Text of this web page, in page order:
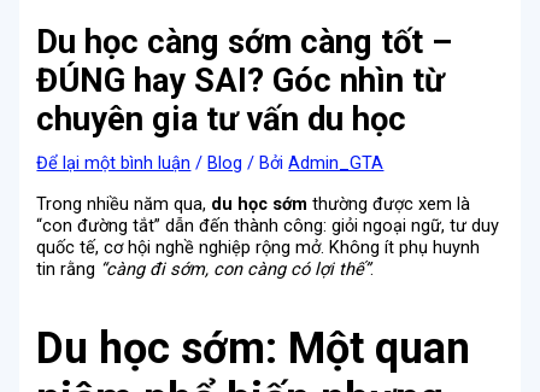
Du học càng sớm càng tốt –
ĐÚNG hay SAI? Góc nhìn từ
chuyên gia tư vấn du học
Để lại một bình luận /Blog / BởiAdmin_GTA
Trong nhiều năm qua, du học sớm thường được xem là
“con đường tắt” dẫn đến thành công: giỏi ngoại ngữ, tư duy
quốc tế, cơ hội nghề nghiệp rộng mở. Không ít phụ huynh
tin rằng “càng đi sớm, con càng có lợi thế”.
Du học sớm: Một quan